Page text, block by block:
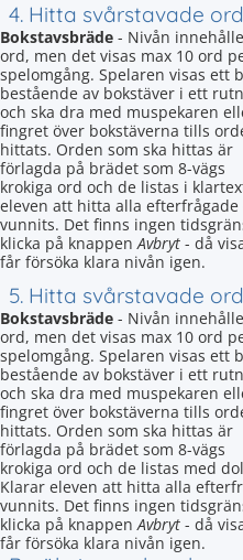
4. Hitta svårstavade ord
Bokstavsbräde - Nivån
ord, men det visas max 10 ord
spelomgång. Spelaren visas ett
bestående av bokstäver i ett
och ska dra med muspekaren
fingret över bokstäverna tills
hittats. Orden som ska hittas är
förlagda på brädet som 8-vägs
krokiga ord och de listas i
eleven att hitta alla
vunnits. Det finns ingen
klicka på knappenAvbryt - då
får försöka klara nivån igen.
5. Hitta svårstavade
Bokstavsbräde - Nivån
ord, men det visas max 10 ord
spelomgång. Spelaren visas ett
bestående av bokstäver i ett
och ska dra med muspekaren
fingret över bokstäverna tills
hittats. Orden som ska hittas är
förlagda på brädet som 8-vägs
krokiga ord och de listas med
Klarar eleven att hitta alla
vunnits. Det finns ingen
klicka på knappenAvbryt - då
får försöka klara nivån igen.